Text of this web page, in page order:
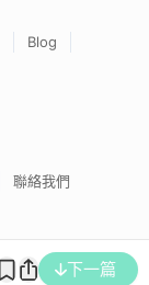
下一篇
Blog
聯絡我們